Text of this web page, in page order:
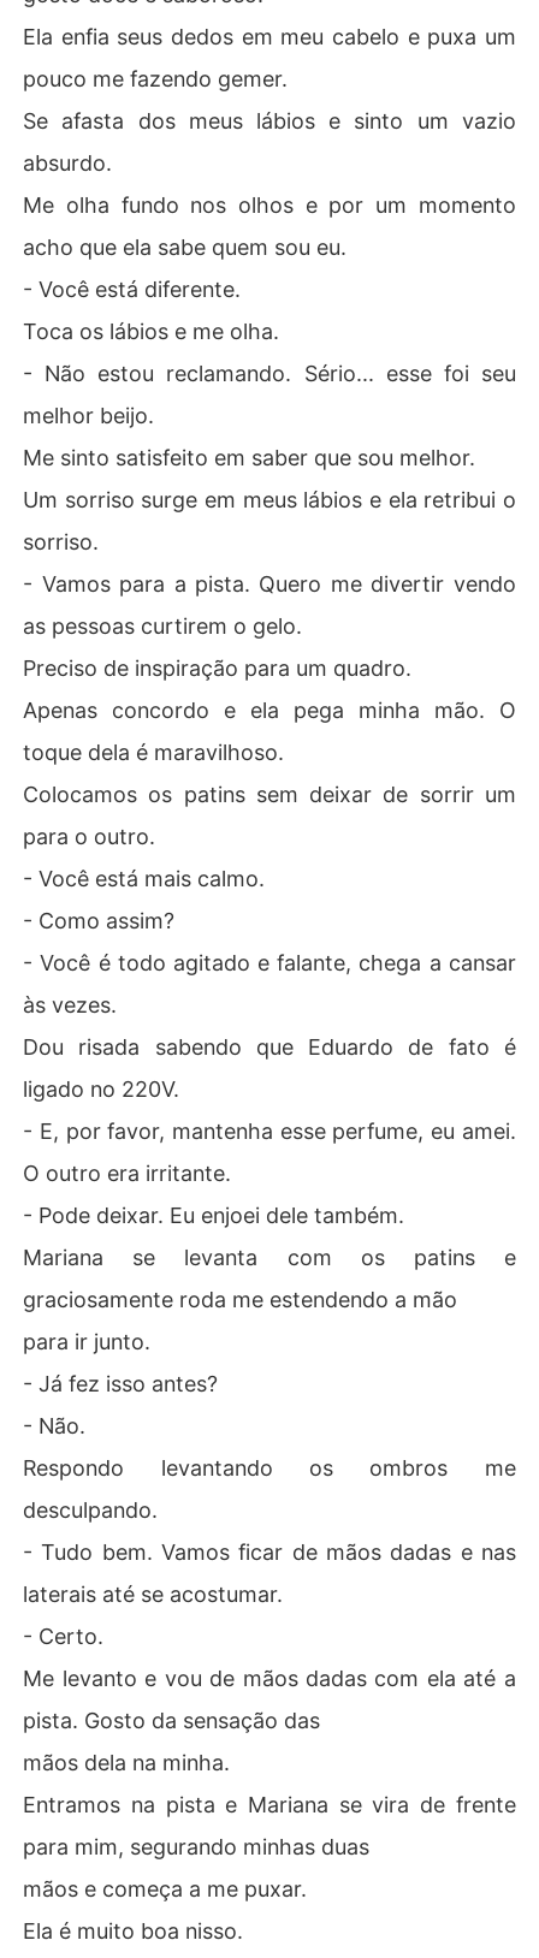
Ela enfia seus dedos em meu cabelo e puxa um
pouco me fazendo gemer.
Se afasta dos meus lábios e sinto um vazio
absurdo.
Me olha fundo nos olhos e por um momento
acho que ela sabe quem sou eu.
- Você está diferente.
Toca os lábios e me olha.
- Não estou reclamando. Sério... esse foi seu
melhor beijo.
Me sinto satisfeito em saber que sou melhor.
Um sorriso surge em meus lábios e ela retribui o
sorriso.
- Vamos para a pista. Quero me divertir vendo
as pessoas curtirem o gelo.
Preciso de inspiração para um quadro.
Apenas concordo e ela pega minha mão. O
toque dela é maravilhoso.
Colocamos os patins sem deixar de sorrir um
para o outro.
- Você está mais calmo.
- Como assim?
- Você é todo agitado e falante, chega a cansar
às vezes.
Dou risada sabendo que Eduardo de fato é
ligado no 220V.
- E, por favor, mantenha esse perfume, eu amei.
O outro era irritante.
- Pode deixar. Eu enjoei dele também.
Mariana se levanta com os patins e
graciosamente roda me estendendo a mão
para ir junto.
- Já fez isso antes?
- Não.
Respondo levantando os ombros me
desculpando.
- Tudo bem. Vamos ficar de mãos dadas e nas
laterais até se acostumar.
- Certo.
Me levanto e vou de mãos dadas com ela até a
pista. Gosto da sensação das
mãos dela na minha.
Entramos na pista e Mariana se vira de frente
para mim, segurando minhas duas
mãos e começa a me puxar.
Ela é muito boa nisso.